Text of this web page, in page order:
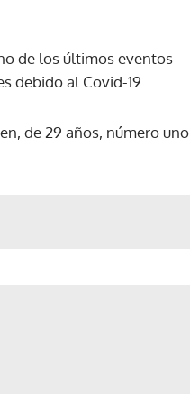
de los últimos eventos
debido al Covid-19.
de 29 años, número uno